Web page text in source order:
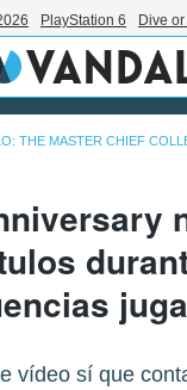
PlayStation 6 Dive
THE MASTER CHIEF
vídeo sí que